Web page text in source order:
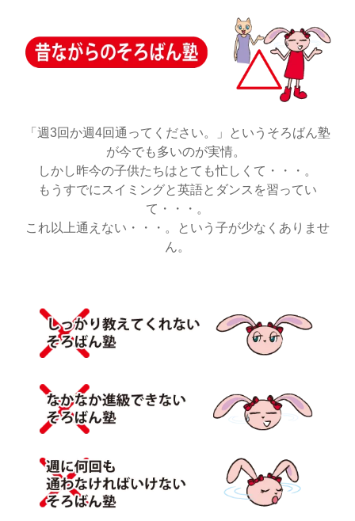
「週3回か週4回通ってください。」というそろばん塾
が今でも多いのが実情。
しかし昨今の子供たちはとても忙しくて・・・。
もうすでにスイミングと英語とダンスを習ってい
て・・・。
これ以上通えない・・・。という子が少なくありませ
ん。